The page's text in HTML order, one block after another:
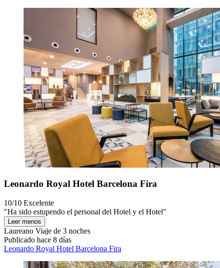
Leonardo Royal Hotel Barcelona Fira
10/10 Excelente
"Ha sido estupendo el personal del Hotel y el Hotel"
Leer menos
Laureano Viaje de 3 noches
Publicado hace 8 días
Leonardo Royal Hotel Barcelona Fira